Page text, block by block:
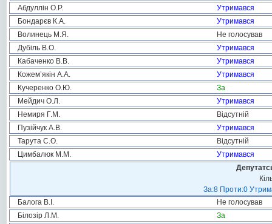
Абдуллін О.Р.
Утримався
Бондарєв К.А.
Утримався
Волинець М.Я.
Не голосував
Дубіль В.О.
Утримався
Кабаченко В.В.
Утримався
Кожем’якін А.А.
Утримався
Кучеренко О.Ю.
За
Мейдич О.Л.
Утримався
Немиря Г.М.
Відсутній
Пузійчук А.В.
Утримався
Тарута С.О.
Відсутній
Цимбалюк М.М.
Утримався
За:8 Проти:0
Балога В.І.
Не голосував
Білозір Л.М.
За